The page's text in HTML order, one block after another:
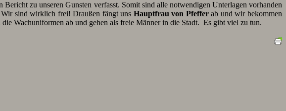
zu unseren Gunsten verfasst. Somit sind alle notwendigen Unterlagen vorhanden
sind wirklich frei! Draußen fängt uns Hauptfrau von Pfefferab und wir bekommen
Wachuniformen ab und gehen als freie Männer in die Stadt. Es gibt viel zu tun.